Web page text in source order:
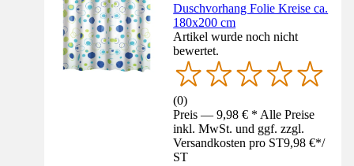
Duschvorhang Folie Kreise ca.
180x200 cm
Artikel wurde noch nicht
bewertet.
(0)
Preis — 9,98 € * Alle Preise
inkl. MwSt. und ggf. zzgl.
Versandkosten pro ST9,98 €*/
ST